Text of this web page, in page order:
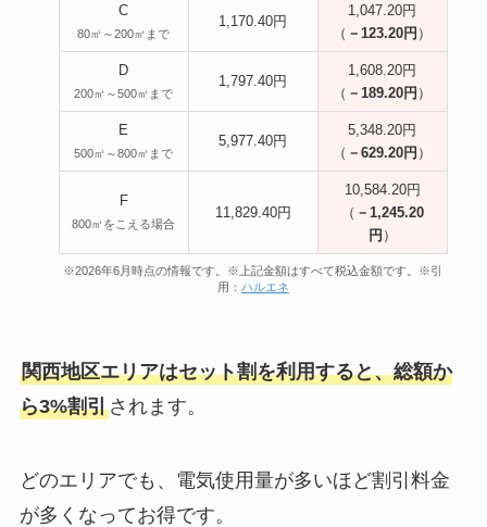
C
80㎥～200㎥まで
1,170.40円
1,047.20円
（ －123.20円 ）
D
200㎥～500㎥まで
1,797.40円
1,608.20円
（ －189.20円 ）
E
500㎥～800㎥まで
5,977.40円
5,348.20円
（ －629.20円 ）
F
800㎥をこえる場合
11,829.40円
10,584.20円
（ －1,245.20
円 ）
※2026年6月時点の情報です。※上記金額はすべて税込金額です。※引
用： ハルエネ
関西地区エリアはセット割を利用すると、総額か
ら3%割引されます。
どのエリアでも、電気使用量が多いほど割引料金
が多くなってお得です。